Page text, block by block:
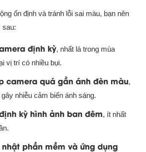
ổn định và tránh lỗi sai màu, bạn nên
sau:
định kỳ, nhất là trong mùa
vị trí có nhiều bụi.
camera quá gần ánh đèn màu,
nhiễu cảm biến ánh sáng.
kỳ hình ảnh ban đêm, ít nhất
nhật phần mềm và ứng dụng